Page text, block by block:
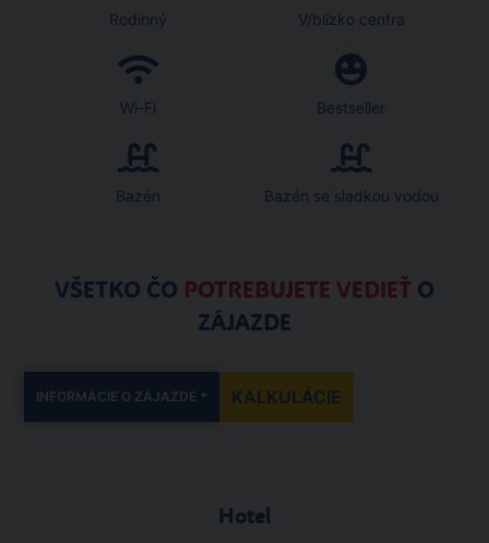
Rodinný V/blízko centra
Wi-Fi Bestseller
Bazén Bazén se sladkou vodou
VŠETKO ČO POTREBUJETE VEDIEŤ O
ZÁJAZDE
INFORMÁCIE O ZÁJAZDE KALKULÁCIE
Hotel